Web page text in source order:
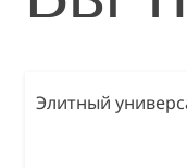
Элитный